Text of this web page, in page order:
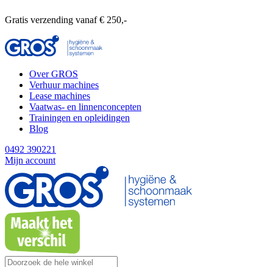
Gratis verzending vanaf € 250,-
Over GROS
Verhuur machines
Lease machines
Vaatwas- en linnenconcepten
Trainingen en opleidingen
Blog
0492 390221
Mijn account